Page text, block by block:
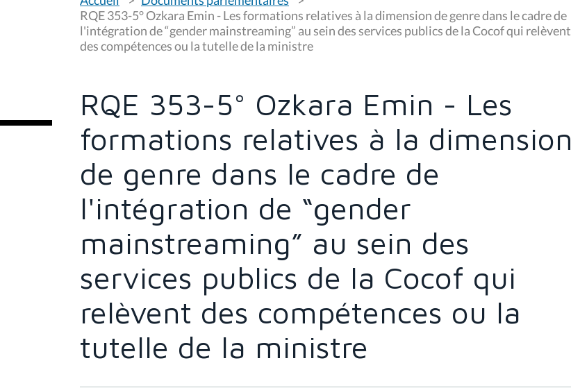
u
s
ê
t
RQE 353-5° Ozkara Emin - Les formations relatives à la dimension de genre dans le cadre de
l'intégration de “gender mainstreaming” au sein des services publics de la Cocof qui relèvent
des compétences ou la tutelle de la ministre
RQE 353-5° Ozkara Emin - Les
formations relatives à la dimension
de genre dans le cadre de
l'intégration de “gender
mainstreaming” au sein des
services publics de la Cocof qui
relèvent des compétences ou la
tutelle de la ministre